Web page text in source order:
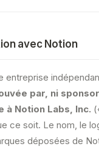
avec Notion
entreprise
par, ni
Notion Labs, Inc.
ce soit. Le nom, le
déposées de